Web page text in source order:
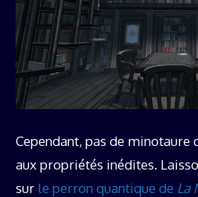
Cependant, pas de minotaure
aux propriétés inédites.
sur le perron quantique de La